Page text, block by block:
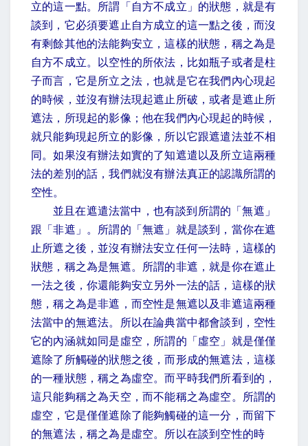
立的這一點。所謂「自方不成立」的狀態，就是有
談到，它必須要遮止自方成立的這一點之後，而沒
有剩餘其他的法能夠安立，這樣的狀態，稱之為是
自方不成立。以空性的所依法，比如瓶子或者是柱
子而言，它是所立之法，也就是它在我們內心現起
的時候，並沒有辦法現起遮止所破，或者是遮止所
遮法，所現起的影像；他在我們內心現起的時候，
就只能夠現起所立的影像，所以它跟遮遣法並不相
同。如果沒有辦法如實的了知遮遣以及所立這兩種
法的差別的話，我們就沒有辦法真正的認識所謂的
空性。
並且在遮遣法當中，也有談到所謂的「無遮」
跟「非遮」。所謂的「無遮」就是談到，當你在遮
止所遮之後，並沒有辦法安立任何一法時，這樣的
狀態，稱之為是無遮。所謂的非遮，就是你在遮止
一法之後，你還能夠安立另外一法的話，這樣的狀
態，稱之為是非遮，而空性是無遮以及非遮這兩種
法當中的無遮法。所以在論典當中都會談到，空性
它的內涵就如同是虛空，所謂的「虛空」就是僅僅
遮除了所觸碰的狀態之後，而形成的無遮法，這樣
的一種狀態，稱之為虛空。而平時我們所看到的，
這只能夠稱之為天空，而不能稱之為虛空。所謂的
虛空，它是僅僅遮除了能夠觸碰的這一分，而留下
的無遮法，稱之為是虛空。所以在談到空性的時